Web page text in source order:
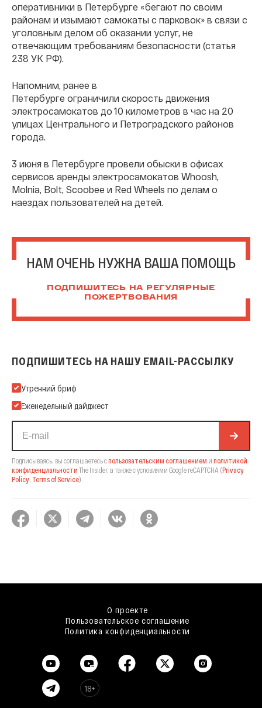
оперативники в Петербурге «бегают по своим
районам и изымают самокаты с парковок» в связи с
уголовным делом об оказании услуг, не
отвечающим требованиям безопасности (статья
238 УК РФ).
Напомним, ранее в
Петербурге ограничили скорость движения
электросамокатов до 10 километров в час на 20
улицах Центрального и Петроградского районов
города.
3 июня в Петербурге провели обыски в офисах
сервисов аренды электросамокатов Whoosh,
Molnia, Bolt, Scoobee и Red Wheels по делам о
наездах пользователей на детей.
НАМ ОЧЕНЬ НУЖНА ВАША ПОМОЩЬ
ПОДПИШИТЕСЬ НА РЕГУЛЯРНЫЕ
ПОЖЕРТВОВАНИЯ
ПОДПИШИТЕСЬ НА НАШУ EMAIL-РАССЫЛКУ
Подпишитесь на нашу Email-рассылку
Утренний бриф
Еженедельный дайджест
Подписываясь, вы соглашаетесь спользовательским соглашением и политикой
конфиденциальности The Insider, а также с условиями Google reCAPTCHA (Privacy
Policy, Terms of Service).
О проекте
Пользовательское соглашение
Политика конфиденциальности
18+